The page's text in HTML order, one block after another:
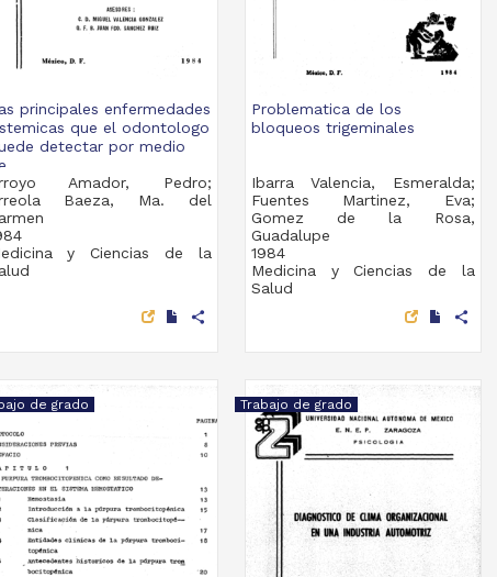
principales enfermedades
que el odontologo
detectar por medio
Amador, Pedro;
Baeza, Ma. del
y Ciencias de la
share
Problematica de los
bloqueos trigeminales
Ibarra Valencia, Esmeralda;
Fuentes Martinez, Eva;
Gomez de la Rosa,
Guadalupe
1984
Medicina y Ciencias de la
Salud
share
de grado Trabajo de grado